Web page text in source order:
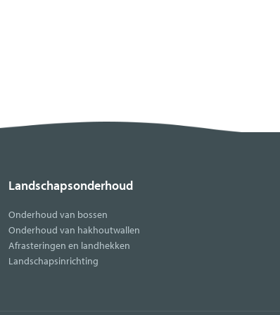
Landschapsonderhoud
Onderhoud van bossen
Onderhoud van hakhoutwallen
Afrasteringen en landhekken
Landschapsinrichting